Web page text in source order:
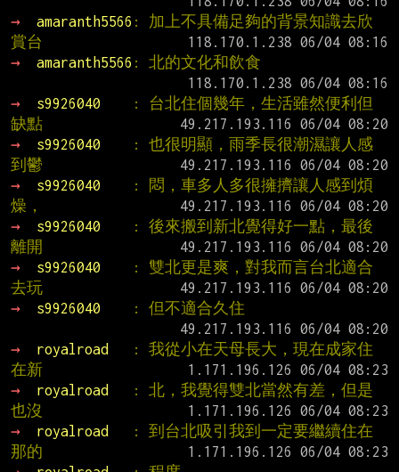
→
amaranth5566 : 加上不具備足夠的背景知識去欣
賞台
→
amaranth5566 : 北的文化和飲食
→
s9926040
: 台北住個幾年，生活雖然便利但
缺點
→
s9926040
: 也很明顯，雨季長很潮濕讓人感
到鬱
→
s9926040
: 悶，車多人多很擁擠讓人感到煩
燥，
→
s9926040
: 後來搬到新北覺得好一點，最後
離開
→
s9926040
: 雙北更是爽，對我而言台北適合
去玩
→
s9926040
: 但不適合久住
→
royalroad
: 我從小在天母長大，現在成家住
在新
→
royalroad
: 北，我覺得雙北當然有差，但是
也沒
→
royalroad
: 到台北吸引我到一定要繼續住在
那的